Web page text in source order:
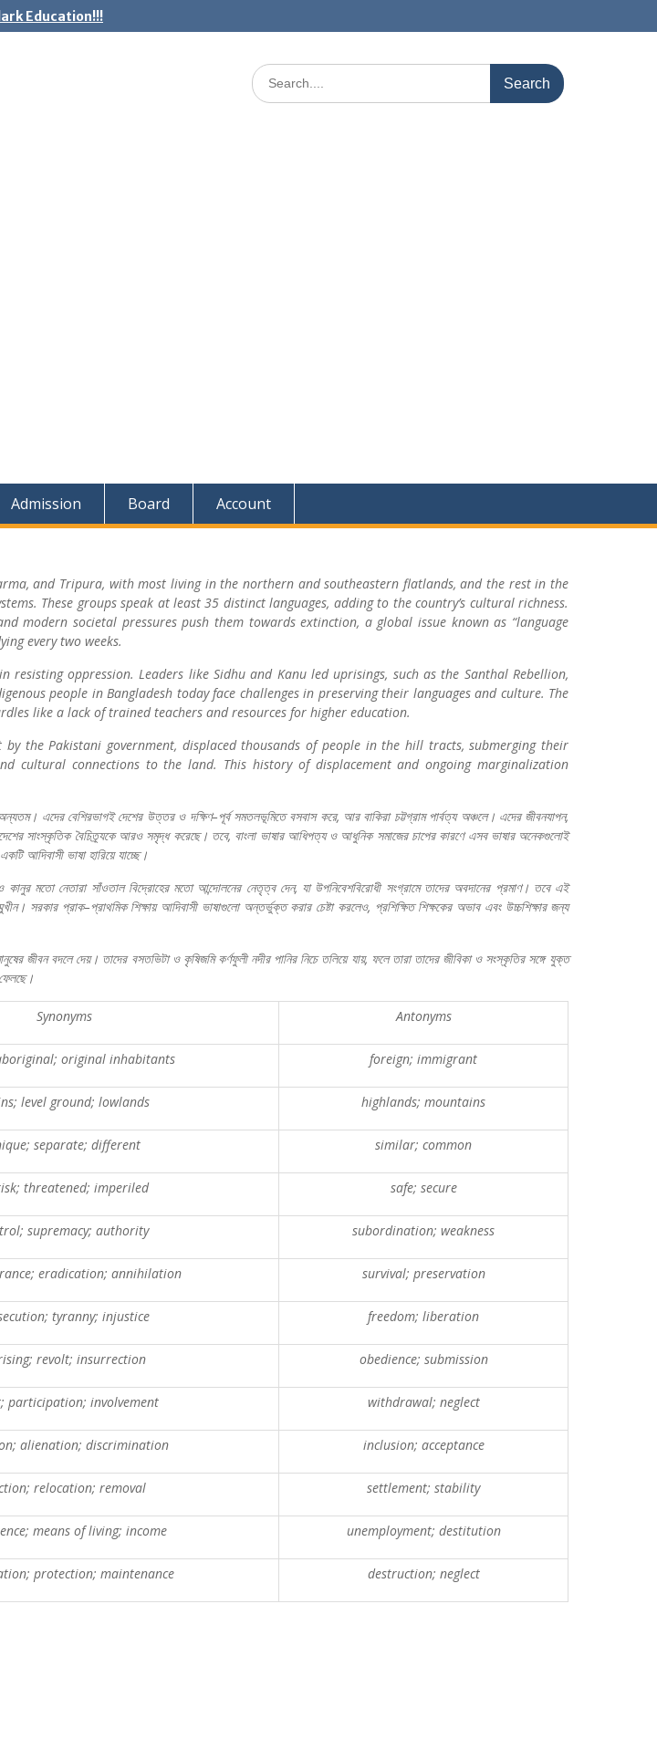
Education!!!
Admission Board Account
and Tripura, with most living in the northern and southeastern flatlands, and the rest in the
These groups speak at least 35 distinct languages, adding to the country’s cultural richness.
modern societal pressures push them towards extinction, a global issue known as “language
every two weeks.
oppression. Leaders like Sidhu and Kanu led uprisings, such as the Santhal Rebellion,
people in Bangladesh today face challenges in preserving their languages and culture. The
like a lack of trained teachers and resources for higher education.
the Pakistani government, displaced thousands of people in the hill tracts, submerging their
cultural connections to the land. This history of displacement and ongoing marginalization
অন্যতম। এদের বেশিরভাগই দেশের উত্তর ও দক্ষিণ–পূর্ব সমতলভূমিতে বসবাস করে, আর বাকিরা চট্টগ্রাম পার্বত্য অঞ্চলে। এদের জীবনযাপন,
সাংস্কৃতিক বৈচিত্র্যকে আরও সমৃদ্ধ করেছে। তবে, বাংলা ভাষার আধিপত্য ও আধুনিক সমাজের চাপের কারণে এসব ভাষার অনেকগুলোই
একটি আদিবাসী ভাষা হারিয়ে যাচ্ছে।
কানুর মতো নেতারা সাঁওতাল বিদ্রোহের মতো আন্দোলনের নেতৃত্ব দেন, যা উপনিবেশবিরোধী সংগ্রামে তাদের অবদানের প্রমাণ। তবে এই
সরকার প্রাক–প্রাথমিক শিক্ষায় আদিবাসী ভাষাগুলো অন্তর্ভুক্ত করার চেষ্টা করলেও, প্রশিক্ষিত শিক্ষকের অভাব এবং উচ্চশিক্ষার জন্য
জীবন বদলে দেয়। তাদের বসতভিটা ও কৃষিজমি কর্ণফুলী নদীর পানির নিচে তলিয়ে যায়, ফলে তারা তাদের জীবিকা ও সংস্কৃতির সঙ্গে যুক্ত
ফেলছে।
Synonyms Antonyms
original inhabitants foreign; immigrant
level ground; lowlands highlands; mountains
separate; different similar; common
threatened; imperiled safe; secure
supremacy; authority subordination; weakness
eradication; annihilation survival; preservation
tyranny; injustice freedom; liberation
revolt; insurrection obedience; submission
participation; involvement withdrawal; neglect
alienation; discrimination inclusion; acceptance
relocation; removal settlement; stability
means of living; income unemployment; destitution
protection; maintenance destruction; neglect